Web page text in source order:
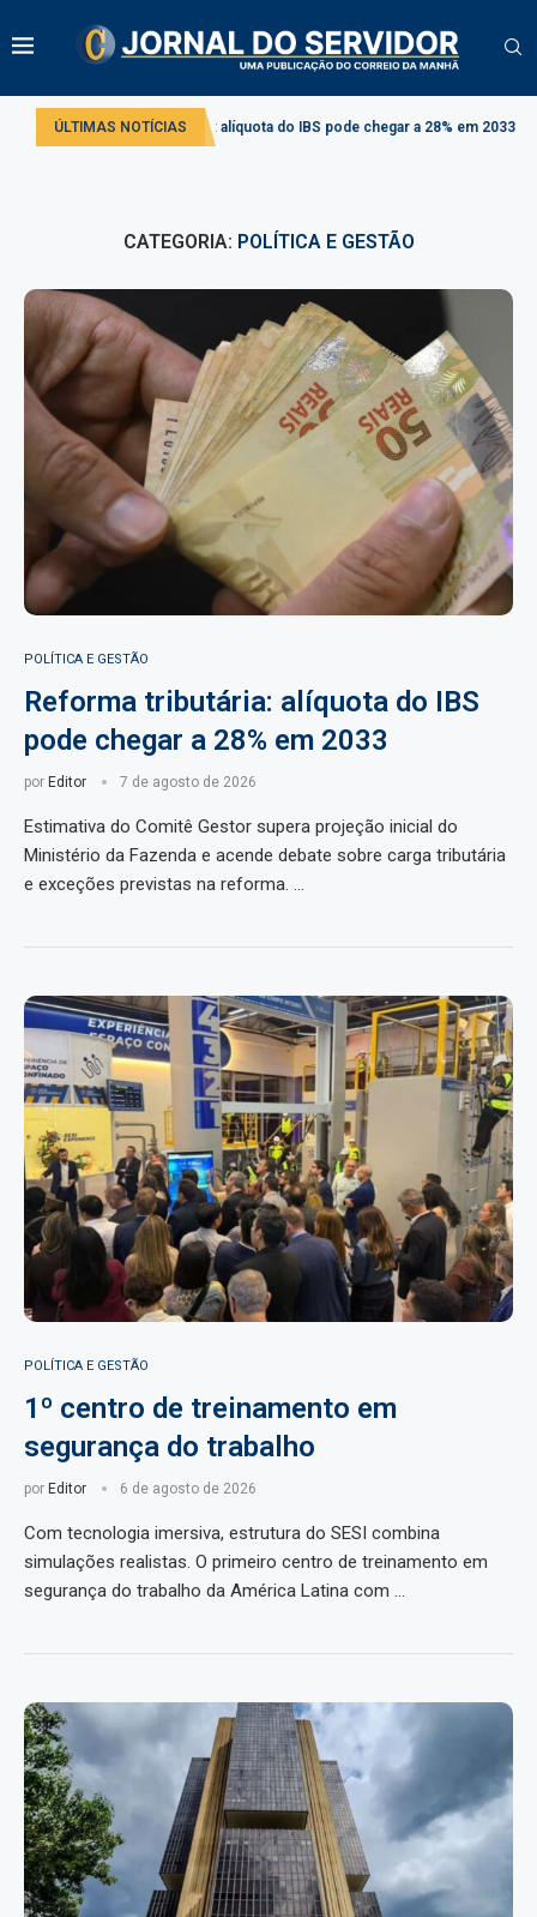
ÚLTIMAS NOTÍCIAS
tributária: alíquota do IBS pode chegar a 28% em 2033 Projeto cria
CATEGORIA: POLÍTICA E GESTÃO
POLÍTICA E GESTÃO
Reforma tributária: alíquota do IBS
pode chegar a 28% em 2033
por Editor 7 de agosto de 2026
Estimativa do Comitê Gestor supera projeção inicial do
Ministério da Fazenda e acende debate sobre carga tributária
e exceções previstas na reforma. …
POLÍTICA E GESTÃO
1º centro de treinamento em
segurança do trabalho
por Editor 6 de agosto de 2026
Com tecnologia imersiva, estrutura do SESI combina
simulações realistas. O primeiro centro de treinamento em
segurança do trabalho da América Latina com …